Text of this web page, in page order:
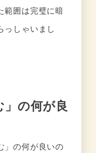
範囲は完璧に暗
っしゃいまし
」の何が良
」の何が良いの